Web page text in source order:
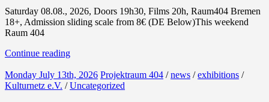
Saturday 08.08., 2026, Doors 19h30, Films 20h, Raum404 Bremen
18+, Admission sliding scale from 8€ (DE Below)This weekend
Raum 404
Continue reading
Monday July 13th, 2026 Projektraum 404 /news /exhibitions /
Kulturnetz e.V. /Uncategorized